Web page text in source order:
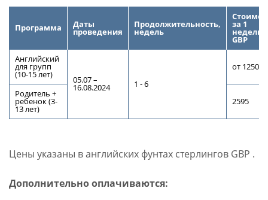
Программа Даты
проведения
Продолжительность,
недель
за 1
неделю,
GBP
Английский
для групп
(10-15лет)
05.07 –
16.08.2024 1 - 6
от 1250
Родитель +
ребенок (3-
13лет)
2595
Цены указаны в английских фунтах стерлингов GBP .
Дополнительно оплачиваются: